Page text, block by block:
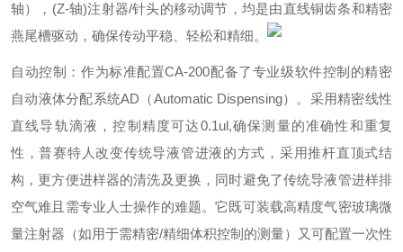
轴），(Z-轴)注射器/针头的移动调节，均是由直线铜齿条和精密
燕尾槽驱动，确保传动平稳、轻松和精细。
自动控制：作为标准配置CA-200配备了专业级软件控制的精密
自动液体分配系统AD（Automatic Dispensing）。采用精密线性
直线导轨滴液，控制精度可达0.1ul,确保测量的准确性和重复
性，普赛特人改变传统导液管进液的方式，采用推杆直顶式结
构，更方便进样器的清洗及更换，同时避免了传统导液管进样排
空气难且需专业人士操作的难题。它既可装载高精度气密玻璃微
量注射器（如用于需精密/精细体积控制的测量）又可配置一次性